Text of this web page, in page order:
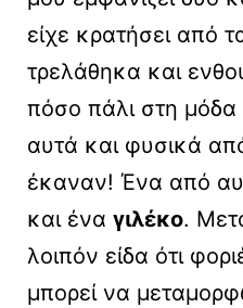
είχε κρατήσει από
τρελάθηκα και
πόσο πάλι στη
αυτά και φυσικά
έκαναν! Ένα από
και ένα γιλέκο.
λοιπόν είδα ότι
μπορεί να